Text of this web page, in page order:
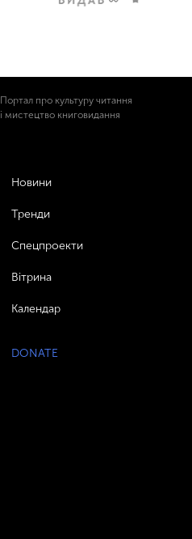
Портал про культуру читання
і мистецтво книговидання
Новини
Тренди
Спецпроекти
Вітрина
Календар
DONATE